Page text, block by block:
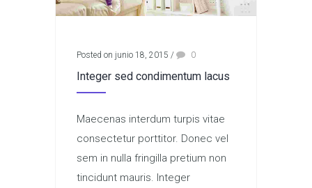
Posted on junio 18, 2015 / 0
Integer sed condimentum lacus
Maecenas interdum turpis vitae
consectetur porttitor. Donec vel
sem in nulla fringilla pretium non
tincidunt mauris. Integer